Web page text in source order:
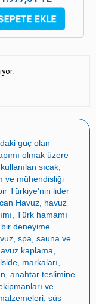
güç olan
olmak üzere
sıcak,
ve mühendisliği
Türkiye'nin lider
Havuz havuz
Türk hamamı
bir deneyime
spa, sauna ve
kaplama,
, markaları,
anahtar teslimine
ve
süs